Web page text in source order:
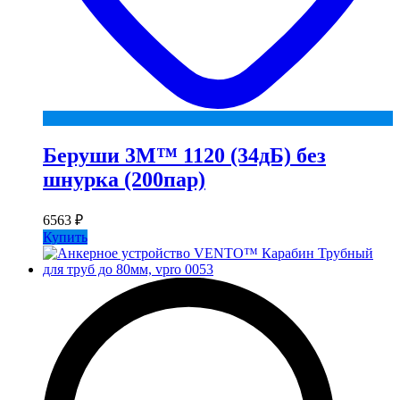
Беруши 3М™ 1120 (34дБ) без
шнурка (200пар)
6563 ₽
Купить